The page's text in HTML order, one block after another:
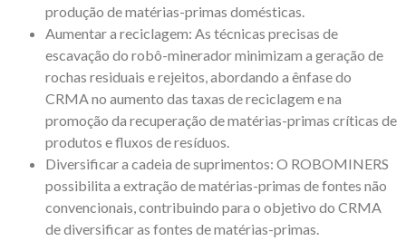
produção de matérias-primas domésticas.
Aumentar a reciclagem: As técnicas precisas de
escavação do robô-minerador minimizam a geração de
rochas residuais e rejeitos, abordando a ênfase do
CRMA no aumento das taxas de reciclagem e na
promoção da recuperação de matérias-primas críticas de
produtos e fluxos de resíduos.
Diversificar a cadeia de suprimentos: O ROBOMINERS
possibilita a extração de matérias-primas de fontes não
convencionais, contribuindo para o objetivo do CRMA
de diversificar as fontes de matérias-primas.